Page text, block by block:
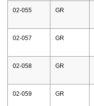
02-055 GR
02-057 GR
02-058 GR
02-059 GR